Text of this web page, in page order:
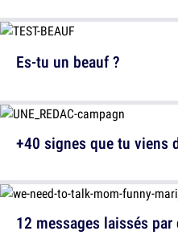
12 messages laissés
Es-tu un beauf ?
+40 signes que tu viens